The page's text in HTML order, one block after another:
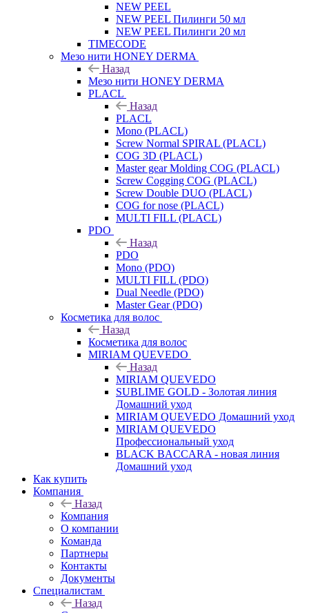
NEW PEEL
NEW PEEL Пилинги 50 мл
NEW PEEL Пилинги 20 мл
TIMECODE
Мезо нити HONEY DERMA
Назад
Мезо нити HONEY DERMA
PLACL
Назад
PLACL
Mono (PLACL)
Screw Normal SPIRAL (PLACL)
COG 3D (PLACL)
Master gear Molding COG (PLACL)
Screw Cogging COG (PLACL)
Screw Double DUO (PLACL)
COG for nose (PLACL)
MULTI FILL (PLACL)
PDO
Назад
PDO
Mono (PDO)
MULTI FILL (PDO)
Dual Needle (PDO)
Master Gear (PDO)
Косметика для волос
Назад
Косметика для волос
MIRIAM QUEVEDO
Назад
MIRIAM QUEVEDO
SUBLIME GOLD - Золотая линия
Домашний уход
MIRIAM QUEVEDO Домашний уход
MIRIAM QUEVEDO
Профессиональный уход
BLACK BACCARA - новая линия
Домашний уход
Как купить
Компания
Назад
Компания
О компании
Команда
Партнеры
Контакты
Документы
Специалистам
Назад